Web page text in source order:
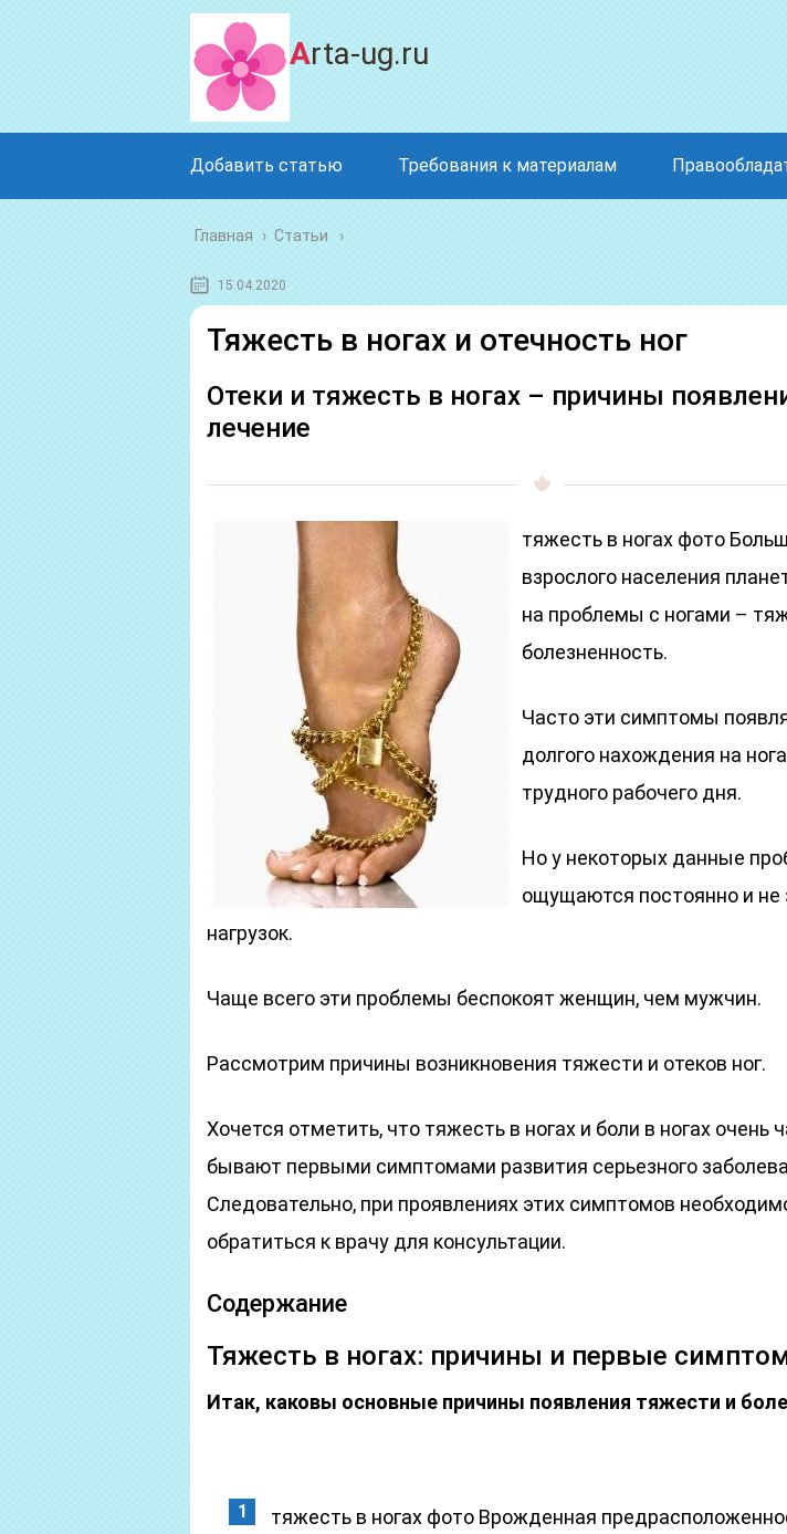
Arta-ug.ru
Добавить статью Требования к материалам
Главная › Статьи
15.04.2020
Тяжесть в ногах и отечность ног
Отеки и тяжесть в ногах – причины
лечение
тяжесть в ногах фото
взрослого населения
на проблемы с ногами –
болезненность.
Часто эти симптомы
долгого нахождения на
трудного рабочего дня.
Но у некоторых данные
ощущаются постоянно и не
нагрузок.
Чаще всего эти проблемы беспокоят женщин, чем мужчин.
Рассмотрим причины возникновения тяжести и отеков ног.
Хочется отметить, что тяжесть в ногах и боли в ногах очень
бывают первыми симптомами развития серьезного
Следовательно, при проявлениях этих симптомов
обратиться к врачу для консультации.
Содержание
Тяжесть в ногах: причины и первые
Итак, каковы основные причины появления тяжести и
тяжесть в ногах фото Врожденная